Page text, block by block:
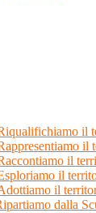
il
il
il
il
il
dalla